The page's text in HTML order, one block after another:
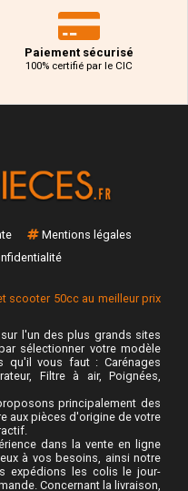
Paiement sécurisé
100% certifié par le CIC
Mentions légales
scooter 50cc au meilleur prix
l'un des plus grands sites
sélectionner votre modèle
qu'il vous faut : Carénages
Filtre à air, Poignées,
principalement des
aux pièces d'origine de votre
dans la vente en ligne
à vos besoins, ainsi notre
expédions les colis le jour-
Concernant la livraison,